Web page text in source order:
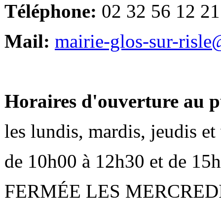
Téléphone: 02 32 56 12 21
Mail: mairie-glos-sur-
Horaires d'ouverture au
les lundis, mardis, jeudis et
de 10h00 à 12h30 et de
FERMÉE LES